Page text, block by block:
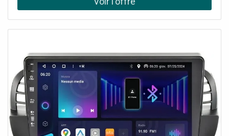
capacitif QLED de 9 pouces ,en haute définition, il offre
une navigation fluide et un affichage optimal.
i20 ,?Connectivité sans fil : ,Apple CarPlay et Android
Auto ,pour une utilisation simplifiée de votre
smartphone- ,Android 13 ,: un système d’exploitation
performant et intuitif- ,Super Tuner DAB+ ,: réception de
haute qualité pour une écoute sans
interférences- ,Démarrage instantané ,et fluidité optimale,
même avec plusieurs applications ouvertes- ,64 Go de
mémoire interne ,: un large espace pour stocker vos